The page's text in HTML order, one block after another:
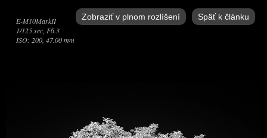
Zobraziť v plnom rozlíšení Späť k článku
E-M10MarkII
1/125 sec, F6.3
ISO: 200, 47.00 mm